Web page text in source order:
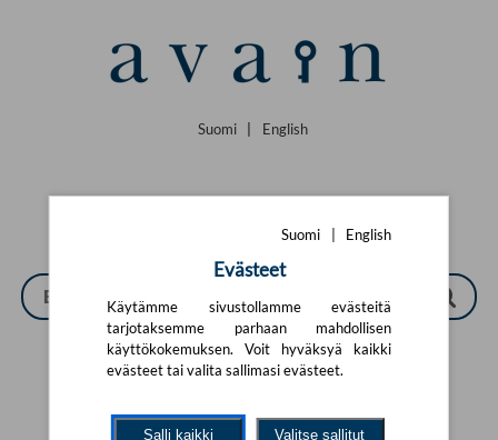
Suomi English
Tarkennettu haku
Suomi | English
Evästeet
Käytämme sivustollamme evästeitä
tarjotaksemme parhaan mahdollisen
käyttökokemuksen. Voit hyväksyä kaikki
evästeet tai valita sallimasi evästeet.
Salli kaikki Valitse sallitut